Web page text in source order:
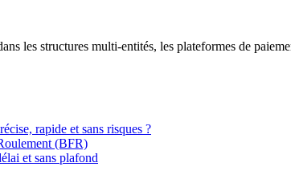
les structures multi-entités, les plateformes de
rapide et sans risques ?
(BFR)
et sans plafond